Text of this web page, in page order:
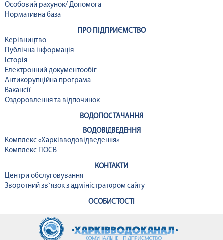
Особовий рахунок/ Допомога
Нормативна база
ПРО ПІДПРИЄМСТВО
Керівництво
Публічна інформація
Історія
Електронний документообіг
Антикорупційна програма
Вакансії
Оздоровлення та відпочинок
ВОДОПОСТАЧАННЯ
ВОДОВІДВЕДЕННЯ
Комплекс «Харківводовідведення»
Комплекс ПОСВ
КОНТАКТИ
Центри обслуговування
Зворотний зв`язок з адміністратором сайту
ОСОБИСТОСТІ